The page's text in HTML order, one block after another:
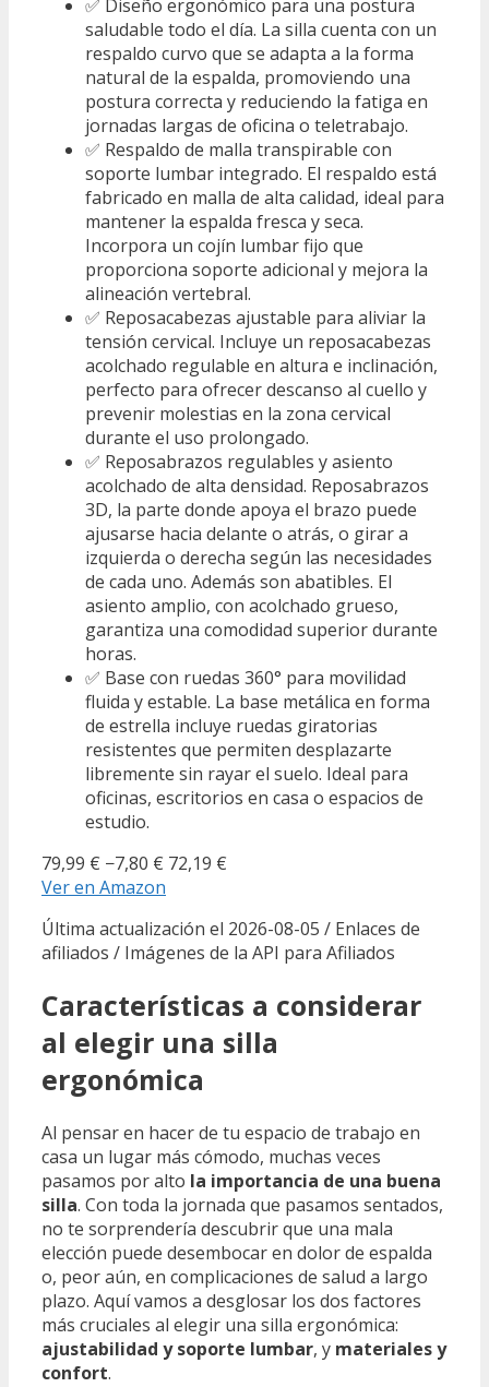
✅ Diseño ergonómico para una postura
saludable todo el día. La silla cuenta con un
respaldo curvo que se adapta a la forma
natural de la espalda, promoviendo una
postura correcta y reduciendo la fatiga en
jornadas largas de oficina o teletrabajo.
✅ Respaldo de malla transpirable con
soporte lumbar integrado. El respaldo está
fabricado en malla de alta calidad, ideal para
mantener la espalda fresca y seca.
Incorpora un cojín lumbar fijo que
proporciona soporte adicional y mejora la
alineación vertebral.
✅ Reposacabezas ajustable para aliviar la
tensión cervical. Incluye un reposacabezas
acolchado regulable en altura e inclinación,
perfecto para ofrecer descanso al cuello y
prevenir molestias en la zona cervical
durante el uso prolongado.
✅ Reposabrazos regulables y asiento
acolchado de alta densidad. Reposabrazos
3D, la parte donde apoya el brazo puede
ajusarse hacia delante o atrás, o girar a
izquierda o derecha según las necesidades
de cada uno. Además son abatibles. El
asiento amplio, con acolchado grueso,
garantiza una comodidad superior durante
horas.
✅ Base con ruedas 360° para movilidad
fluida y estable. La base metálica en forma
de estrella incluye ruedas giratorias
resistentes que permiten desplazarte
libremente sin rayar el suelo. Ideal para
oficinas, escritorios en casa o espacios de
estudio.
79,99 € −7,80 € 72,19 €
Ver en Amazon
Última actualización el 2026-08-05 / Enlaces de
afiliados / Imágenes de la API para Afiliados
Características a considerar
al elegir una silla
ergonómica
Al pensar en hacer de tu espacio de trabajo en
casa un lugar más cómodo, muchas veces
pasamos por alto la importancia de una buena
silla. Con toda la jornada que pasamos sentados,
no te sorprendería descubrir que una mala
elección puede desembocar en dolor de espalda
o, peor aún, en complicaciones de salud a largo
plazo. Aquí vamos a desglosar los dos factores
más cruciales al elegir una silla ergonómica:
ajustabilidad y soporte lumbar, y materiales y
confort.